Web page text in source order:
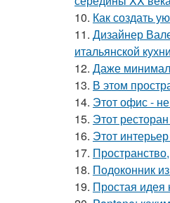
10. Как создать
11. Дизайнер
итальянской
12. Даже
13. В этом
14. Этот офис -
15. Этот
16. Этот
17.
18. Подоконник
19. Простая идея